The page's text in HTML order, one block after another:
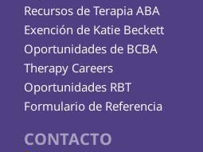
Exención de Katie Beckett
Recursos de Terapia ABA
Therapy Careers
Oportunidades de BCBA
Oportunidades RBT
Formulario de Referencia
CONTACTO